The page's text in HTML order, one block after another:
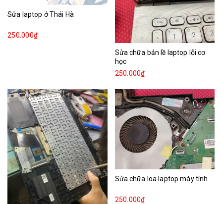
Sửa laptop ở Thái Hà
250.000₫
Sửa chữa bản lề laptop lỗi cơ
học
250.000₫
Sửa chữa loa laptop máy tính
250.000₫